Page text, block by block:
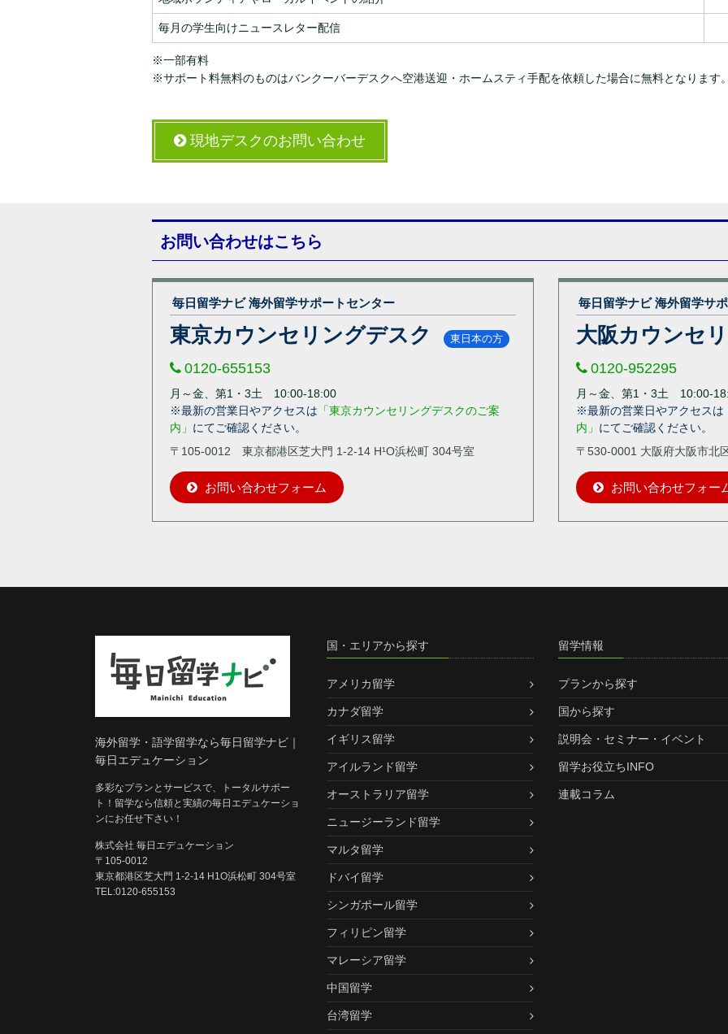
毎月の学生向けニュースレター配信
※一部有料
※サポート料無料のものはバンクーバーデスクへ空港送迎・ホームスティ手配を依頼した場合に無料となります。
現地デスクのお問い合わせ
お問い合わせはこちら
毎日留学ナビ 海外留学サポートセンター
東京カウンセリングデスク 東日本の方
0120-655153
月～金、第1・3土 10:00-18:00
※最新の営業日やアクセスは 「東京カウンセリングデスクのご案
内」 にてご確認ください。
〒105-0012 東京都港区芝大門 1-2-14 H¹O浜松町 304号室
お問い合わせフォーム
毎日留学ナビ 海外留学サ
大阪カウンセ
0120-952295
月～金、第1・3土 10:00-
※最新の営業日やアクセスは
内」 にてご確認ください。
〒530-0001 大阪府大阪市
お問い合わせフォー
海外留学・語学留学なら毎日留学ナビ｜
毎日エデュケーション
多彩なプランとサービスで、トータルサポー
ト！留学なら信頼と実績の毎日エデュケーショ
ンにお任せ下さい！
株式会社 毎日エデュケーション
〒105-0012
東京都港区芝大門 1-2-14 H1O浜松町 304号室
TEL:0120-655153
国・エリアから探す
アメリカ留学
カナダ留学
イギリス留学
アイルランド留学
オーストラリア留学
ニュージーランド留学
マルタ留学
ドバイ留学
シンガポール留学
フィリピン留学
マレーシア留学
中国留学
台湾留学
留学情報
プランから探す
国から探す
説明会・セミナー・イベント
留学お役立ちINFO
連載コラム